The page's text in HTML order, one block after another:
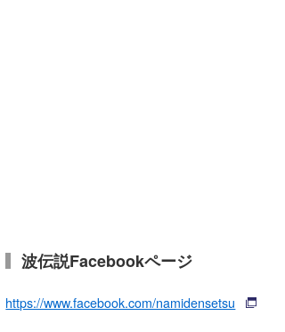
波伝説Facebookページ
https://www.facebook.com/namidensetsu
Yasunari Inoue
Colors MAGAZINE
福島寿実子